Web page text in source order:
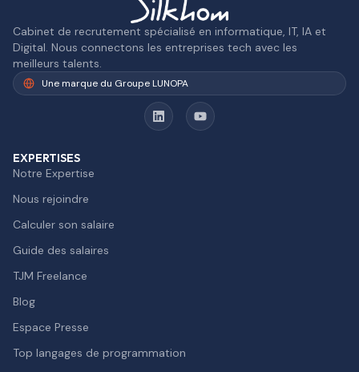
Cabinet de recrutement spécialisé en informatique, IT, IA et
Digital. Nous connectons les entreprises tech avec les
meilleurs talents.
Une marque du Groupe LUNOPA
EXPERTISES
Notre Expertise
Nous rejoindre
Calculer son salaire
Guide des salaires
TJM Freelance
Blog
Espace Presse
Top langages de programmation